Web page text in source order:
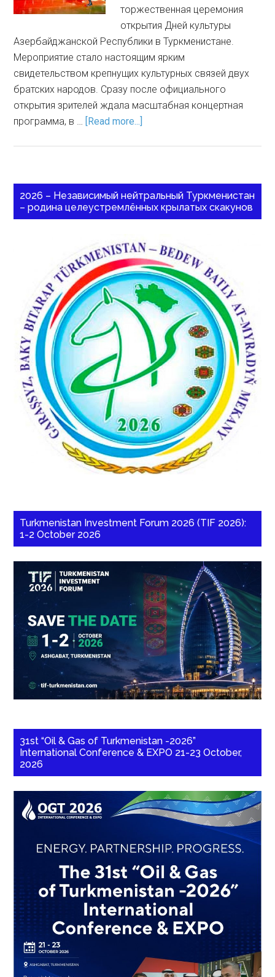
торжественная церемония
открытия Дней культуры
Азербайджанской Республики в Туркменистане.
Мероприятие стало настоящим ярким
свидетельством крепнущих культурных связей двух
братских народов. Сразу после официального
открытия зрителей ждала масштабная концертная
программа, в … [Read more...]
2026 – Независимый нейтральный Туркменистан
– родина целеустремлённых крылатых скакунов
Turkmenistan Investment Forum 2026 (TIF 2026):
1-2 October 2026
31st “Oil & Gas of Turkmenistan -2026”
International Conference & EXPO 21-23 October,
2026